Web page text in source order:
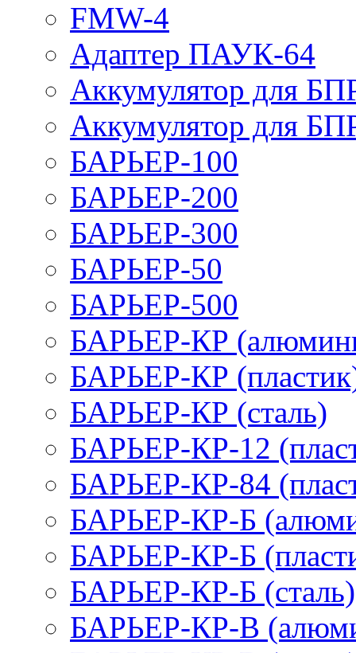
FMW-4
Адаптер ПАУК-64
Аккумулятор для
Аккумулятор для
БАРЬЕР-100
БАРЬЕР-200
БАРЬЕР-300
БАРЬЕР-50
БАРЬЕР-500
БАРЬЕР-КР
БАРЬЕР-КР
БАРЬЕР-КР (сталь)
БАРЬЕР-КР-12
БАРЬЕР-КР-84
БАРЬЕР-КР-Б
БАРЬЕР-КР-Б
БАРЬЕР-КР-Б (сталь)
БАРЬЕР-КР-В